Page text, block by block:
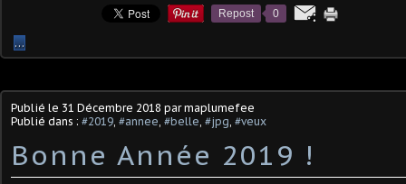
Repost 0
…
Publié le 31 Décembre 2018 par maplumefee
Publié dans : #2019 #annee #belle #jpg #veux
Bonne Année 2019 !